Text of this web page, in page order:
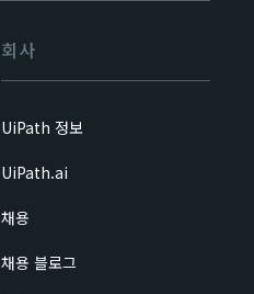
회사
UiPath 정보
UiPath.ai
채용
채용 블로그